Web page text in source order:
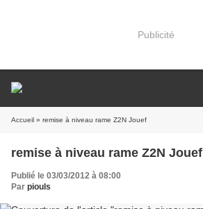
Publicité
Accueil » remise à niveau rame Z2N Jouef
remise à niveau rame Z2N Jouef
Publié le 03/03/2012 à 08:00
Par piouls